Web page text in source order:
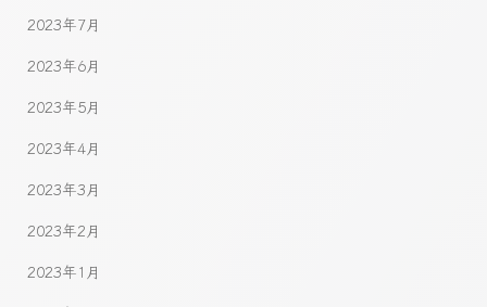
2023年7月
2023年6月
2023年5月
2023年4月
2023年3月
2023年2月
2023年1月